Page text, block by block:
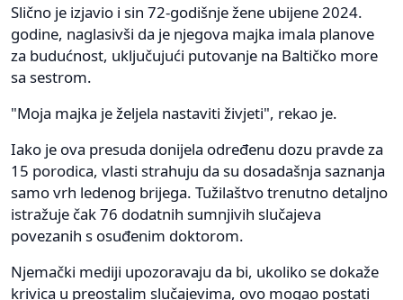
Slično je izjavio i sin 72-godišnje žene ubijene 2024.
godine, naglasivši da je njegova majka imala planove
za budućnost, uključujući putovanje na Baltičko more
sa sestrom.
"Moja majka je željela nastaviti živjeti", rekao je.
Iako je ova presuda donijela određenu dozu pravde za
15 porodica, vlasti strahuju da su dosadašnja saznanja
samo vrh ledenog brijega. Tužilaštvo trenutno detaljno
istražuje čak 76 dodatnih sumnjivih slučajeva
povezanih s osuđenim doktorom.
Njemački mediji upozoravaju da bi, ukoliko se dokaže
krivica u preostalim slučajevima, ovo mogao postati